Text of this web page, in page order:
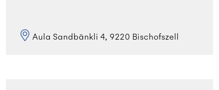
Aula Sandbänkli 4, 9220 Bischofszell